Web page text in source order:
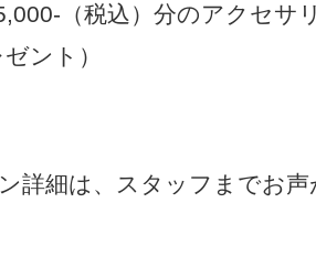
（税込）分のアクセサ
ント）
詳細は、スタッフまでお